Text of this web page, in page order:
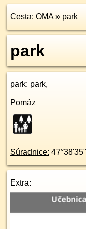
Cesta: OMA» park
park
park: park,
Pomáz
Súradnice:
Extra: